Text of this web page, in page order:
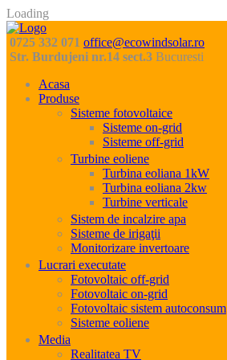
Loading
0725 332 071 office@ecowindsolar.ro
Str. Burdujeni nr.14 sect.3 Bucuresti
Acasa
Produse
Sisteme fotovoltaice
Sisteme on-grid
Sisteme off-grid
Turbine eoliene
Turbina eoliana 1kW
Turbina eoliana 2kw
Turbine verticale
Sistem de incalzire apa
Sisteme de irigaţii
Monitorizare invertoare
Lucrari executate
Fotovoltaic off-grid
Fotovoltaic on-grid
Fotovoltaic sistem autoconsum
Sisteme eoliene
Media
Realitatea TV